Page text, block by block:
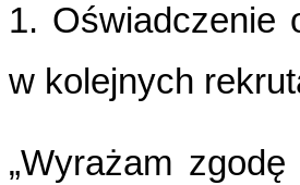
1. Oświadczenie
w kolejnych
„Wyrażam